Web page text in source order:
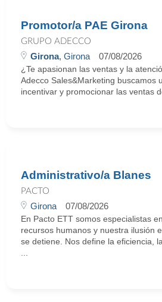
Promotor/a PAE Girona
GRUPO ADECCO
Girona, Girona 07/08/2026
¿Te apasionan las ventas y la
Adecco Sales&Marketing buscamos
incentivar y promocionar las ventas
Administrativo/a Blanes
PACTO
Girona 07/08/2026
En Pacto ETT somos especialistas
recursos humanos y nuestra ilusión
se detiene. Nos define la eficiencia,